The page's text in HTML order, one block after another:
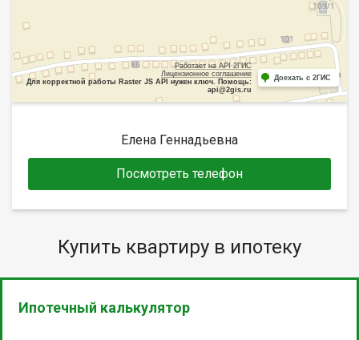
Работает на API 2ГИС
Лицензионное соглашение
Для корректной работы Raster JS API нужен ключ. Помощь:
api@2gis.ru
Доехать с 2ГИС
Елена Геннадьевна
Посмотреть телефон
Купить квартиру в ипотеку
Ипотечный калькулятор